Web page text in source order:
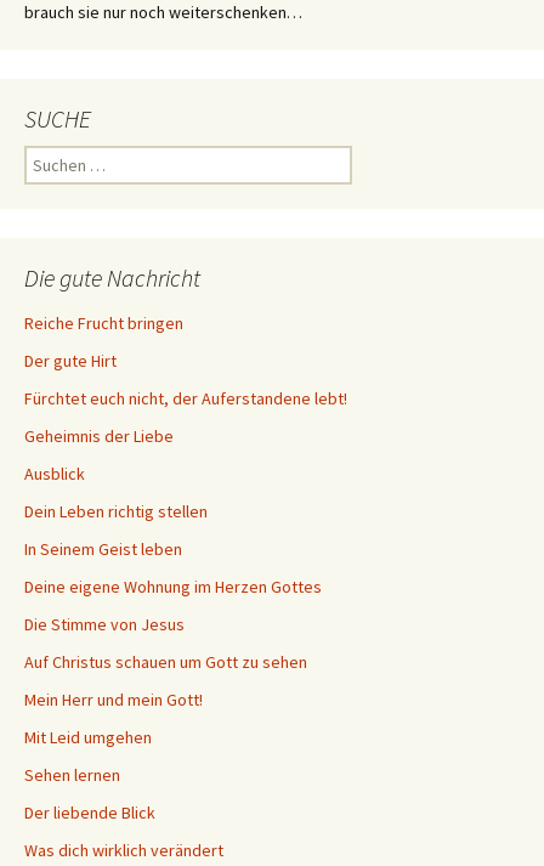
brauch sie nur noch weiterschenken…
SUCHE
Suchen
nach:
Die gute Nachricht
Reiche Frucht bringen
Der gute Hirt
Fürchtet euch nicht, der Auferstandene lebt!
Geheimnis der Liebe
Ausblick
Dein Leben richtig stellen
In Seinem Geist leben
Deine eigene Wohnung im Herzen Gottes
Die Stimme von Jesus
Auf Christus schauen um Gott zu sehen
Mein Herr und mein Gott!
Mit Leid umgehen
Sehen lernen
Der liebende Blick
Was dich wirklich verändert